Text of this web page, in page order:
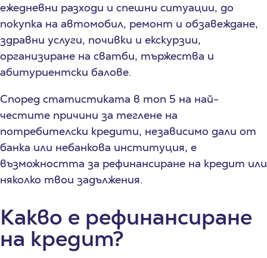
ежедневни разходи и спешни ситуации, до
покупка на автомобил, ремонт и обзавеждане,
здравни услуги, почивки и екскурзии,
организиране на сватби, тържества и
абитуриентски балове.
Според статистиката в топ 5 на най-
честите причини за теглене на
потребителски кредити, независимо дали от
банка или небанкова институция, е
възможността за рефинансиране на кредит или
няколко твои задължения.
Какво е рефинансиране
на кредит?